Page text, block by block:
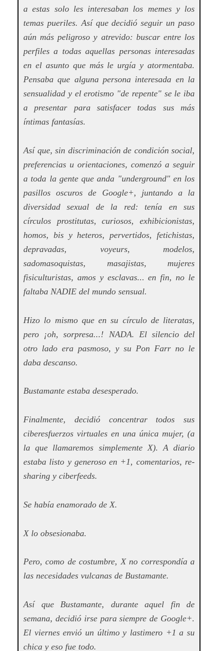
a estas solo les interesaban los memes y los
temas pueriles. Así que decidió seguir un paso
aún más peligroso y atrevido: buscar entre los
perfiles a todas aquellas personas interesadas
en el asunto que más le urgía y atormentaba.
Pensaba que alguna persona interesada en la
sensualidad y el erotismo "de repente" se le iba
a presentar para satisfacer todas sus más
íntimas fantasías.
Así que, sin discriminación de condición social,
preferencias u orientaciones, comenzó a seguir
a toda la gente que anda "underground" en los
pasillos oscuros de Google+, juntando a la
diversidad sexual de la red: tenía en sus
círculos prostitutas, curiosos, exhibicionistas,
homos, bis y heteros, pervertidos, fetichistas,
depravadas, voyeurs, modelos,
sadomasoquistas, masajistas, mujeres
fisiculturistas, amos y esclavas... en fin, no le
faltaba NADIE del mundo sensual.
Hizo lo mismo que en su círculo de literatas,
pero ¡oh, sorpresa...! NADA. El silencio del
otro lado era pasmoso, y su Pon Farr no le
daba descanso.
Bustamante estaba desesperado.
Finalmente, decidió concentrar todos sus
ciberesfuerzos virtuales en una única mujer, (a
la que llamaremos simplemente X). A diario
estaba listo y generoso en +1, comentarios, re-
sharing y ciberfeeds.
Se había enamorado de X.
X lo obsesionaba.
Pero, como de costumbre, X no correspondía a
las necesidades vulcanas de Bustamante.
Así que Bustamante, durante aquel fin de
semana, decidió irse para siempre de Google+.
El viernes envió un último y lastimero +1 a su
chica y eso fue todo.